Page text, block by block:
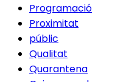
Programació
Proximitat
públic
Qualitat
Quarantena